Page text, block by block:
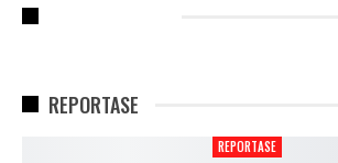
REPORTASE
REPORTASE